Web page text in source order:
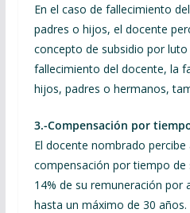
En el caso de fallecimiento
padres o hijos, el docente
concepto de subsidio por luto
fallecimiento del docente, la
hijos, padres o hermanos,
3.-Compensación por
El docente nombrado
compensación por tiempo de
14% de su remuneración por
hasta un máximo de 30 años.